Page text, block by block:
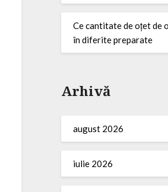
Ce cantitate de oțet de
în diferite preparate
Arhivă
august 2026
iulie 2026